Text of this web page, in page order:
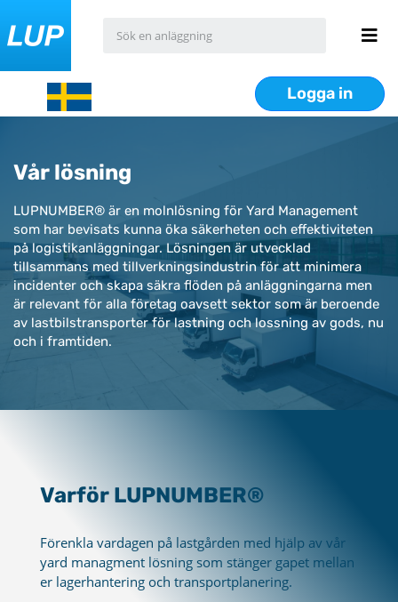
Logga in
Vår lösning
LUPNUMBER® är en molnlösning för Yard Management
som har bevisats kunna öka säkerheten och effektiviteten
på logistikanläggningar. Lösningen är utvecklad
tillsammans med tillverkningsindustrin för att minimera
incidenter och skapa säkra flöden på anläggningarna men
är relevant för alla företag oavsett sektor som är beroende
av lastbilstransporter för lastning och lossning av gods, nu
och i framtiden.
Varför LUPNUMBER®
Förenkla vardagen på lastgården med hjälp av vår
yard managment lösning som stänger gapet mellan
er lagerhantering och transportplanering.